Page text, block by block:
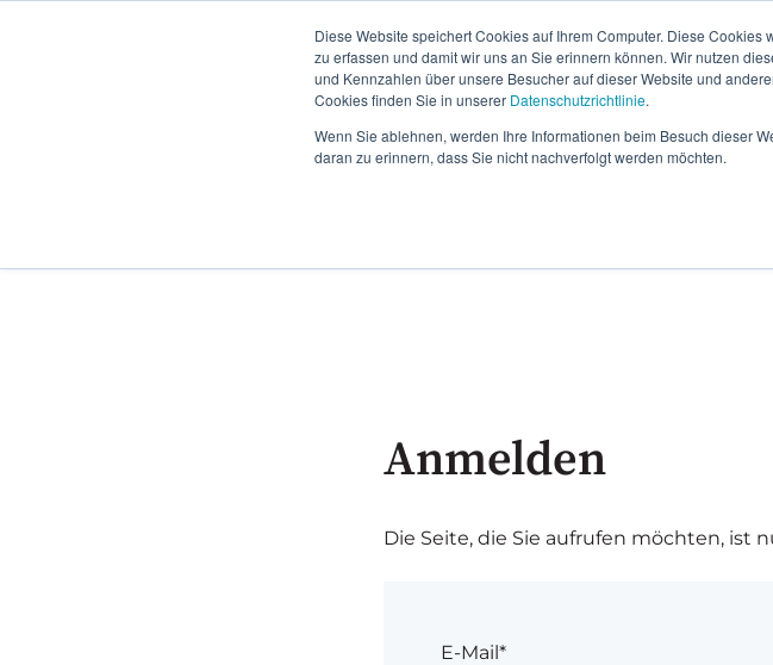
Diese Website speichert Cookies auf Ihrem Computer. Diese
zu erfassen und damit wir uns an Sie erinnern können. Wir nutzen
und Kennzahlen über unsere Besucher auf dieser Website und
Cookies finden Sie in unserer Datenschutzrichtlinie.
Wenn Sie ablehnen, werden Ihre Informationen beim Besuch dieser
daran zu erinnern, dass Sie nicht nachverfolgt werden möchten.
Anmelden
Die Seite, die Sie aufrufen möchten, ist
E-Mail*